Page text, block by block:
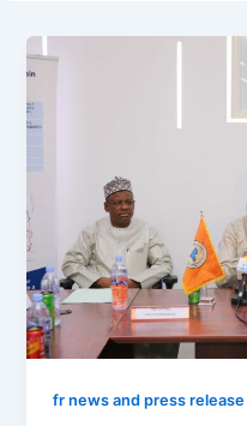
fr news and press release